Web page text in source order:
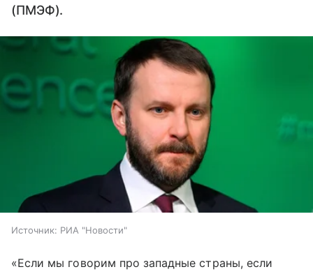
(ПМЭФ).
Источник: РИА "Новости"
«Если мы говорим про западные страны, если